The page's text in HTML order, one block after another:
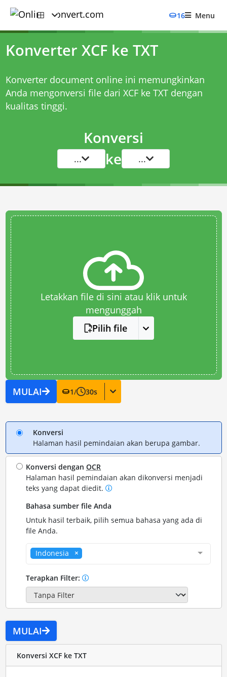
16 Menu
Konverter XCF ke TXT
Konverter document online ini memungkinkan
Anda mengonversi file dari XCF ke TXT dengan
kualitas tinggi.
Konversi
... ke ...
Letakkan file di sini atau klik untuk
mengunggah
Pilih file
MULAI 1/ 30s
Konversi
Halaman hasil pemindaian akan berupa gambar.
Konversi denganOCR
Halaman hasil pemindaian akan dikonversi menjadi
teks yang dapat diedit.
Bahasa sumber file Anda
Untuk hasil terbaik, pilih semua bahasa yang ada di
file Anda.
Indonesia
Terapkan Filter:
MULAI
Konversi XCF ke TXT